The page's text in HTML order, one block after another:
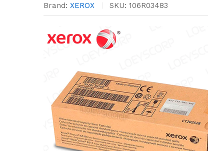
Brand: XEROX SKU: 106R03483